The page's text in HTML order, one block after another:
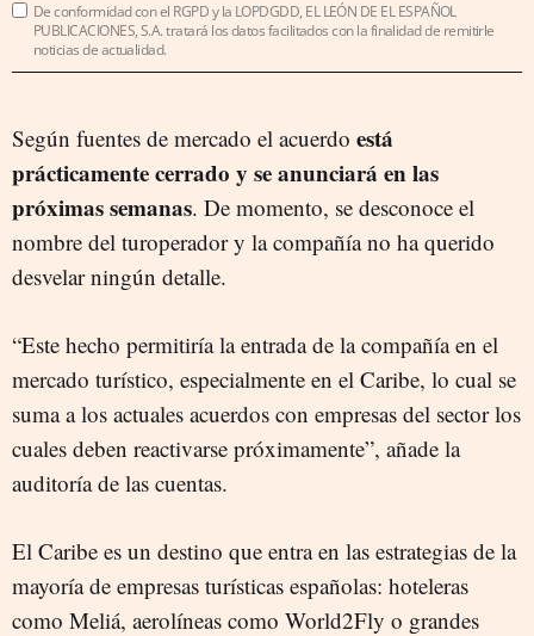
De conformidad con el RGPD y la LOPDGDD, EL LEÓN DE EL ESPAÑOL
PUBLICACIONES, S.A. tratará los datos facilitados con la finalidad de remitirle
noticias de actualidad.
Según fuentes de mercado el acuerdo está
prácticamente cerrado y se anunciará en las
próximas semanas. De momento, se desconoce el
nombre del turoperador y la compañía no ha querido
desvelar ningún detalle.
“Este hecho permitiría la entrada de la compañía en el
mercado turístico, especialmente en el Caribe, lo cual se
suma a los actuales acuerdos con empresas del sector los
cuales deben reactivarse próximamente”, añade la
auditoría de las cuentas.
El Caribe es un destino que entra en las estrategias de la
mayoría de empresas turísticas españolas: hoteleras
como Meliá, aerolíneas como World2Fly o grandes